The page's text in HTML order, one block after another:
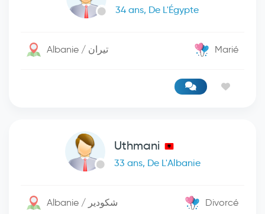
34 ans, De L'Égypte
Albanie / تيران Marié
Uthmani
33 ans, De L'Albanie
Albanie / شكودير Divorcé